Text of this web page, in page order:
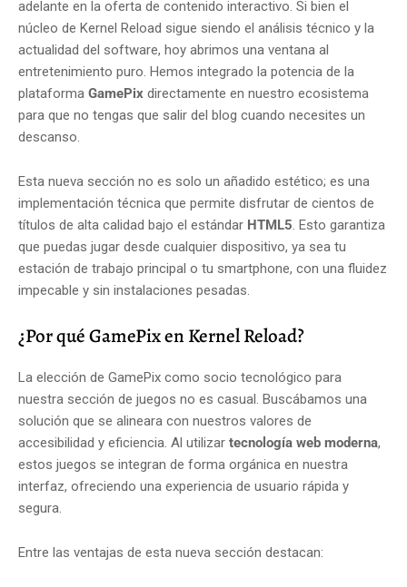
adelante en la oferta de contenido interactivo. Si bien el
núcleo de Kernel Reload sigue siendo el análisis técnico y la
actualidad del software, hoy abrimos una ventana al
entretenimiento puro. Hemos integrado la potencia de la
plataforma GamePix directamente en nuestro ecosistema
para que no tengas que salir del blog cuando necesites un
descanso.
Esta nueva sección no es solo un añadido estético; es una
implementación técnica que permite disfrutar de cientos de
títulos de alta calidad bajo el estándar HTML5. Esto garantiza
que puedas jugar desde cualquier dispositivo, ya sea tu
estación de trabajo principal o tu smartphone, con una fluidez
impecable y sin instalaciones pesadas.
¿Por qué GamePix en Kernel Reload?
La elección de GamePix como socio tecnológico para
nuestra sección de juegos no es casual. Buscábamos una
solución que se alineara con nuestros valores de
accesibilidad y eficiencia. Al utilizar tecnología web moderna,
estos juegos se integran de forma orgánica en nuestra
interfaz, ofreciendo una experiencia de usuario rápida y
segura.
Entre las ventajas de esta nueva sección destacan: